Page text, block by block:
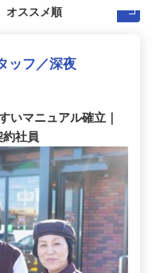
ッフ／深夜
いマニュアル確立｜
社員